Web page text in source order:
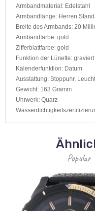
Armbandmaterial: Edelstahl
Armbandlänge: Herren
Breite des Armbands: 20
Armbandfarbe: gold
Zifferblattfarbe: gold
Funktion der Lünette: graviert
Kalenderfunktion: Datum
Ausstattung: Stoppuhr,
Gewicht: 163 Gramm
Uhrwerk: Quarz